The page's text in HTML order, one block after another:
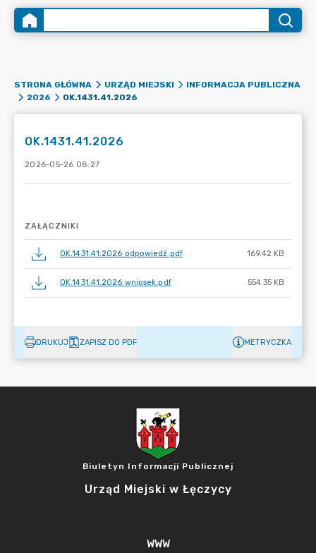
STRONA GŁÓWNA URZĄD MIEJSKI
INFORMACJA PUBLICZNA
2026
OK.1431.41.2026
OK.1431.41.2026
2026-05-26 08:27
ZAŁĄCZNIKI
OK.1431.41.2026 odpowiedź.pdf 169.42 KB
OK.1431.41.2026 wniosek.pdf 554.35 KB
DRUKUJ ZAPISZ DO PDF METRYCZKA
Biuletyn Informacji Publicznej
Urząd Miejski w Łęczycy
WWW